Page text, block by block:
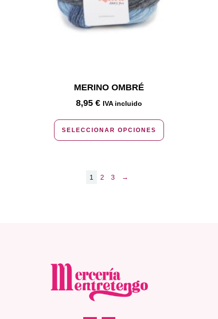
MERINO OMBRÉ
8,95 € IVA incluido
SELECCIONAR OPCIONES
1 2 3 →